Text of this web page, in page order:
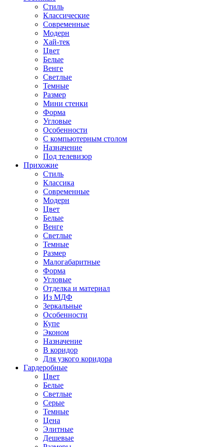
Стиль
Классические
Современные
Модерн
Хай-тек
Цвет
Белые
Венге
Светлые
Темные
Размер
Мини стенки
Форма
Угловые
Особенности
С компьютерным столом
Назначение
Под телевизор
Прихожие
Стиль
Классика
Современные
Модерн
Цвет
Белые
Венге
Светлые
Темные
Размер
Малогабаритные
Форма
Угловые
Отделка и материал
Из МДФ
Зеркальные
Особенности
Купе
Эконом
Назначение
В коридор
Для узкого коридора
Гардеробные
Цвет
Белые
Светлые
Серые
Темные
Цена
Элитные
Дешевые